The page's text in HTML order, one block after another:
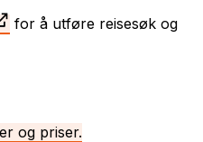
for å utføre reisesøk og
og priser.